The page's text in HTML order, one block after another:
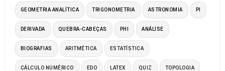
GEOMETRIA ANALÍTICA TRIGONOMETRIA ASTRONOMIA PI
DERIVADA QUEBRA-CABEÇAS PHI ANÁLISE
BIOGRAFIAS ARITMÉTICA ESTATÍSTICA
CÁLCULO NUMÉRICO EDO LATEX QUIZ TOPOLOGIA